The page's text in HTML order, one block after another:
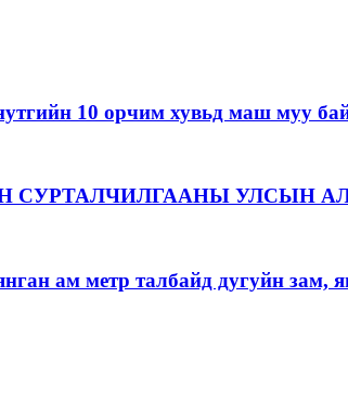
10 орчим хувьд маш муу
СУРТАЛЧИЛГААНЫ УЛСЫН
ам метр талбайд дугуйн зам,